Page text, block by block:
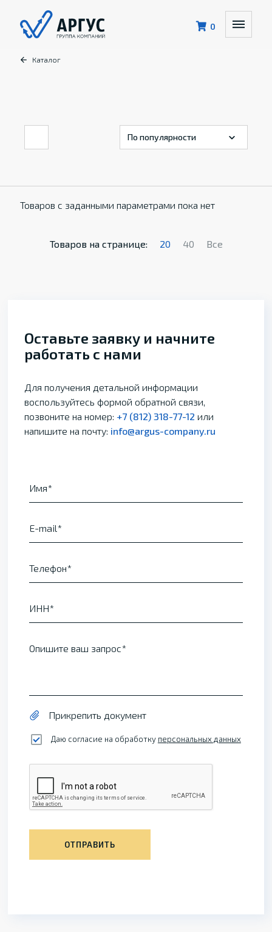
0
Каталог
Товаров с заданными параметрами пока нет
Товаров на странице: 20 40 Все
Оставьте заявку и начните
работать с нами
Для получения детальной информации
воспользуйтесь формой обратной связи,
позвоните на номер: +7 (812) 318-77-12 или
напишите на почту: info@argus-company.ru
Имя
E-mail
Телефон
ИНН
Опишите ваш запрос
Прикрепить документ
Даю согласие на обработку персональных данных
ОТПРАВИТЬ